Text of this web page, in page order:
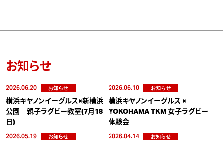
お知らせ
2026.06.20 お知らせ
横浜キヤノンイーグルス×新横浜
公園 親子ラグビー教室(7月18
日)
2026.06.10 お知らせ
横浜キヤノンイーグルス ×
YOKOHAMA TKM 女子ラグビー
体験会
2026.05.19 お知らせ 2026.04.14 お知らせ